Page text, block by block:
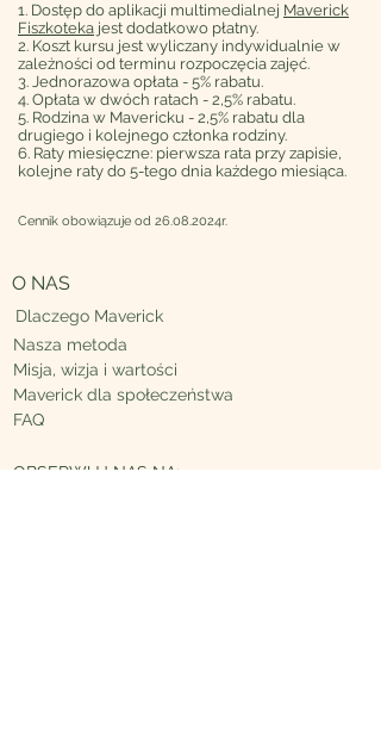
1. Dostęp do aplikacji multimedialnej Maverick
Fiszkoteka jest dodatkowo płatny.
2. Koszt kursu jest wyliczany indywidualnie w
zależności od terminu rozpoczęcia zajęć.
3. Jednorazowa opłata - 5% rabatu.
4. Opłata w dwóch ratach - 2,5% rabatu.
5. Rodzina w Mavericku - 2,5% rabatu dla
drugiego i kolejnego członka rodziny.
6. Raty miesięczne: pierwsza rata przy zapisie,
kolejne raty do 5-tego dnia każdego miesiąca.
Cennik obowiązuje od 26.08.2024r.
O NAS
Dlaczego Maverick
Nasza metoda
Misja, wizja i wartości
Maverick dla społeczeństwa
FAQ
OBSERWUJ NAS NA: